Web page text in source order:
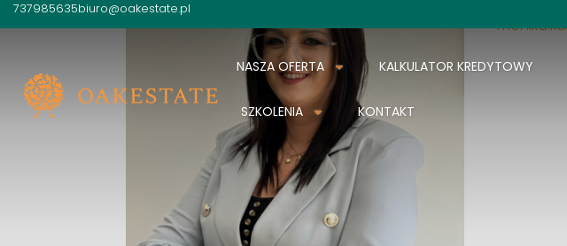
737985635biuro@oakestate.pl
NASZA OFERTA KALKULATOR KREDYTOWY
SZKOLENIA KONTAKT